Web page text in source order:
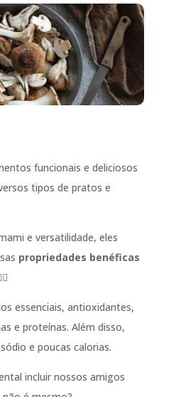
funcionais e deliciosos
tipos de pratos e
e versatilidade, eles
propriedades benéficas
essenciais, antioxidantes,
e proteínas. Além disso,
e poucas calorias.
incluir nossos amigos